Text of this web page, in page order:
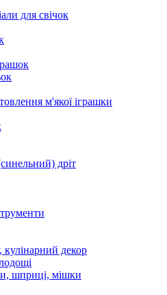
для свічок
м'якої іграшки
дріт
кулінарний декор
шприці, мішки